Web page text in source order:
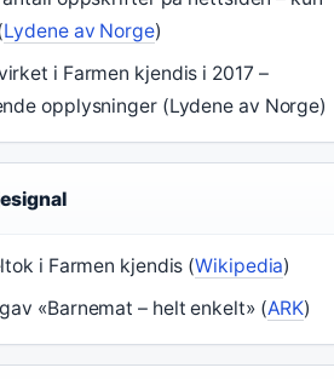
Lydene av Norge)
i Farmen kjendis i 2017 –
opplysninger (Lydene av Norge)
i Farmen kjendis (Wikipedia)
«Barnemat – helt enkelt» (ARK)